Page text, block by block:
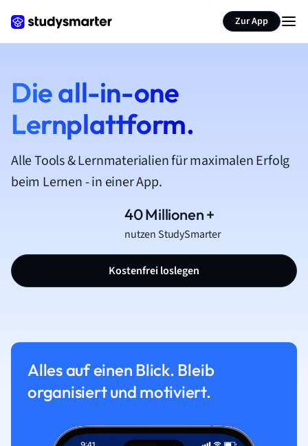
Zur App
Die all-in-one
Lernplattform.
Alle Tools & Lernmaterialien für maximalen Erfolg
beim Lernen - in einer App.
40 Millionen +
nutzen StudySmarter
Kostenfrei loslegen
Alles auf einen Blick. Bleib
organisiert und motiviert.